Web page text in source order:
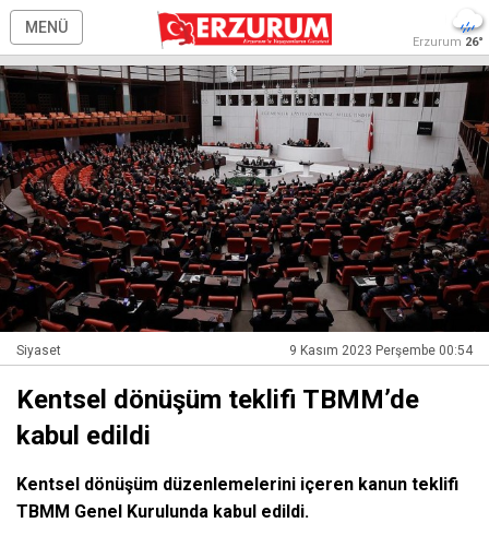
MENÜ
Erzurum 26°
Siyaset 9 Kasım 2023 Perşembe 00:54
Kentsel dönüşüm teklifi TBMM’de
kabul edildi
Kentsel dönüşüm düzenlemelerini içeren kanun teklifi
TBMM Genel Kurulunda kabul edildi.